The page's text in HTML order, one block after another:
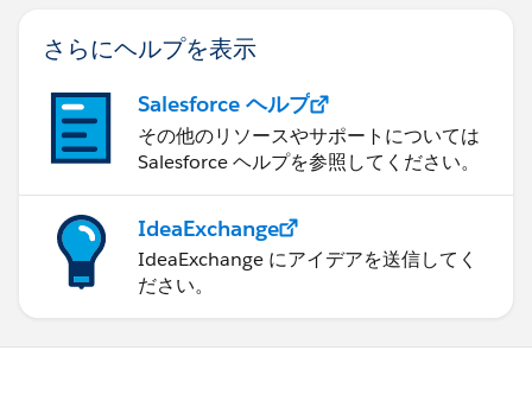
さらにヘルプを表示
Salesforce ヘルプ
その他のリソースやサポートについては
Salesforce ヘルプを参照してください。
IdeaExchange
IdeaExchange にアイデアを送信してく
ださい。